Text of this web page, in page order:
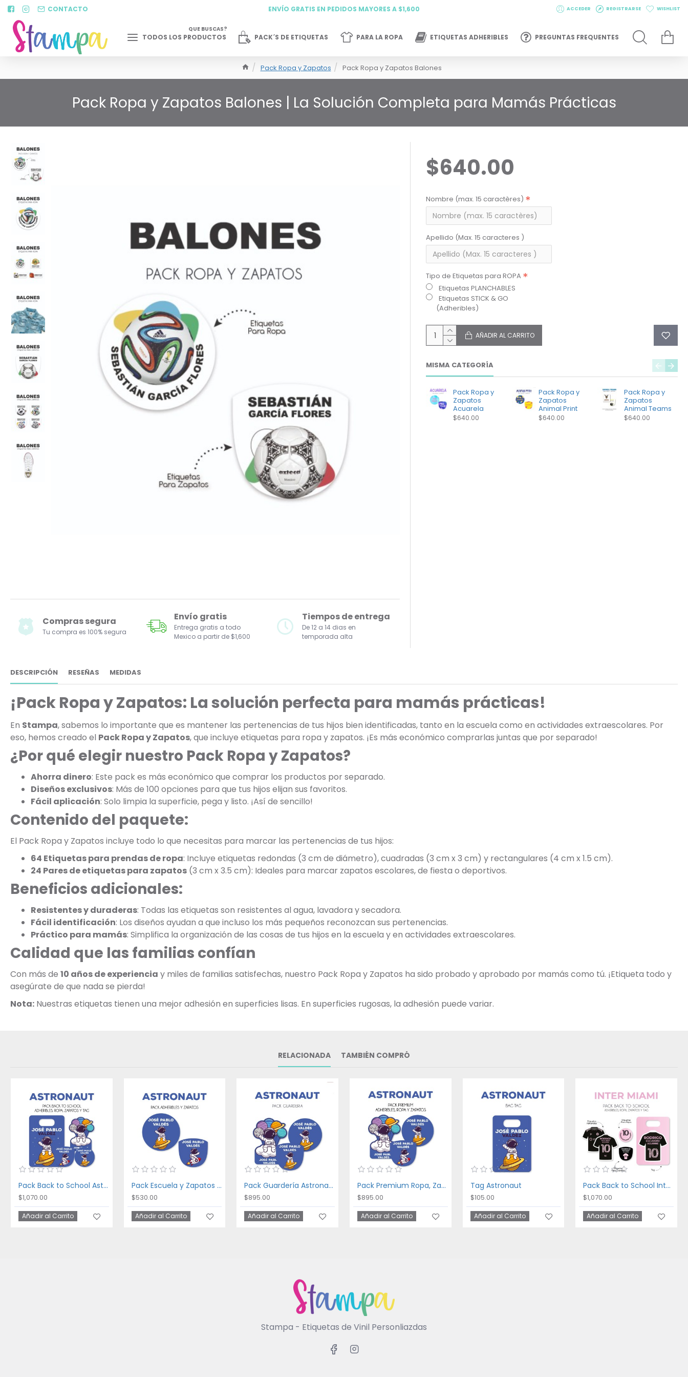
CONTACTO ENVÍO GRATIS EN PEDIDOS MAYORES A $1,600 ACCEDER REGISTRARSE WISHLIST
TODOS LOS PRODUCTOS
QUE BUSCAS?
PACK´S DE ETIQUETAS PARA LA ROPA ETIQUETAS ADHERIBLES PREGUNTAS FREQUENTES
Pack Ropa y Zapatos Pack Ropa y Zapatos Balones
Pack Ropa y Zapatos Balones | La Solución Completa para Mamás Prácticas
Compras segura
Tu compra es 100% segura
Envío gratis
Entrega gratis a todo
Mexico a partir de $1,600
Tiempos de entrega
De 12 a 14 dias en
temporada alta
$640.00
Nombre (max. 15 caractères)
Apellido (Max. 15 caracteres )
Tipo de Etiquetas para ROPA
Etiquetas PLANCHABLES
Etiquetas STICK & GO
(Adheribles)
AÑADIR AL CARRITO
MISMA CATEGORÍA
Pack Ropa y
Zapatos
Acuarela
$640.00
Pack Ropa y
Zapatos
Animal Print
$640.00
Pack Ropa y
Zapatos
Animal Teams
$640.00
DESCRIPCIÓN RESEÑAS MEDIDAS
¡Pack Ropa y Zapatos: La solución perfecta para mamás prácticas!
En Stampa, sabemos lo importante que es mantener las pertenencias de tus hijos bien identificadas, tanto en la escuela como en actividades extraescolares. Por
eso, hemos creado el Pack Ropa y Zapatos, que incluye etiquetas para ropa y zapatos. ¡Es más económico comprarlas juntas que por separado!
¿Por qué elegir nuestro Pack Ropa y Zapatos?
Ahorra dinero: Este pack es más económico que comprar los productos por separado.
Diseños exclusivos: Más de 100 opciones para que tus hijos elijan sus favoritos.
Fácil aplicación: Solo limpia la superficie, pega y listo. ¡Así de sencillo!
Contenido del paquete:
El Pack Ropa y Zapatos incluye todo lo que necesitas para marcar las pertenencias de tus hijos:
64 Etiquetas para prendas de ropa: Incluye etiquetas redondas (3 cm de diámetro), cuadradas (3 cm x 3 cm) y rectangulares (4 cm x 1.5 cm).
24 Pares de etiquetas para zapatos (3 cm x 3.5 cm): Ideales para marcar zapatos escolares, de fiesta o deportivos.
Beneficios adicionales:
Resistentes y duraderas: Todas las etiquetas son resistentes al agua, lavadora y secadora.
Fácil identificación: Los diseños ayudan a que incluso los más pequeños reconozcan sus pertenencias.
Práctico para mamás: Simplifica la organización de las cosas de tus hijos en la escuela y en actividades extraescolares.
Calidad que las familias confían
Con más de 10 años de experiencia y miles de familias satisfechas, nuestro Pack Ropa y Zapatos ha sido probado y aprobado por mamás como tú. ¡Etiqueta todo y
asegúrate de que nada se pierda!
Nota: Nuestras etiquetas tienen una mejor adhesión en superficies lisas. En superficies rugosas, la adhesión puede variar.
RELACIONADA TAMBIÉN COMPRÓ
Pack Back to School Astronaut
$1,070.00
Añadir al Carrito
Pack Escuela y Zapatos Astronaut
$530.00
Añadir al Carrito
Pack Guardería Astronaut
$895.00
Añadir al Carrito
Pack Premium Ropa, Zapatos y Escuela Astronaut
$895.00
Añadir al Carrito
Tag Astronaut
$105.00
Añadir al Carrito
Pack Back to School Inter Miami
$1,070.00
Añadir al Carrito
Stampa - Etiquetas de Vinil Personliazdas